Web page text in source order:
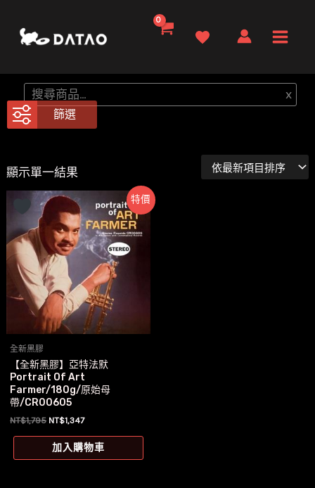
要
內
Menu
搜
尋
x
篩選
顯示單一結果
特價
全新黑膠
【全新黑膠】亞特法默
Portrait Of Art
Farmer/180g/原始母
帶/CR00605
NT$1,795 原
價
格：
NT$1,347目
價
格：
加入購物車